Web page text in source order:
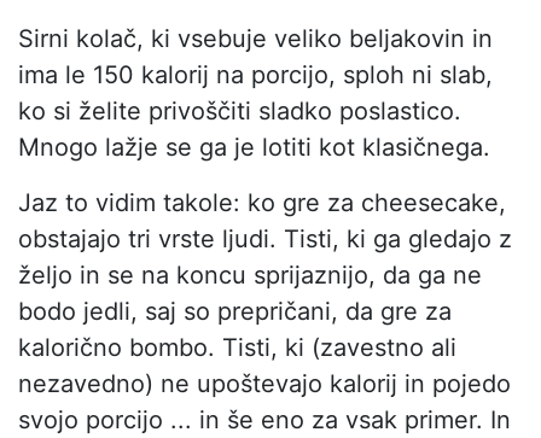
Sirni kolač, ki vsebuje veliko beljakovin in
ima le 150 kalorij na porcijo, sploh ni slab,
ko si želite privoščiti sladko poslastico.
Mnogo lažje se ga je lotiti kot klasičnega.
Jaz to vidim takole: ko gre za cheesecake,
obstajajo tri vrste ljudi. Tisti, ki ga gledajo z
željo in se na koncu sprijaznijo, da ga ne
bodo jedli, saj so prepričani, da gre za
kalorično bombo. Tisti, ki (zavestno ali
nezavedno) ne upoštevajo kalorij in pojedo
svojo porcijo ... in še eno za vsak primer. In